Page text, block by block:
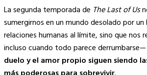
La segunda temporada de The Last of Us
sumergirnos en un mundo desolado por
relaciones humanas al límite, sino que nos
incluso cuando todo parece derrumbarse—
duelo y el amor propio siguen siendo